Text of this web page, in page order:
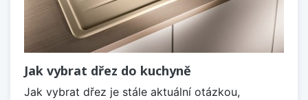
Jak vybrat dřez do kuchyně
Jak vybrat dřez je stále aktuální otázkou,